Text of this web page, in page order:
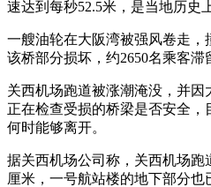
速达到每秒52.5米，是当地历史
一艘油轮在大阪湾被强风卷走
该桥部分损坏，约2650名乘客滞
关西机场跑道被涨潮淹没，并
正在检查受损的桥梁是否安全
何时能够离开。
据关西机场公司称，关西机场跑
厘米，一号航站楼的地下部分